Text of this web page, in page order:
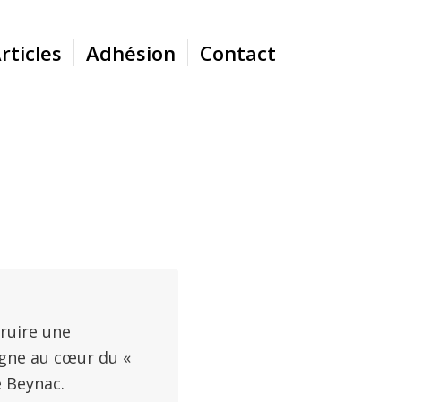
Adhésion Contact
une
au cœur du «